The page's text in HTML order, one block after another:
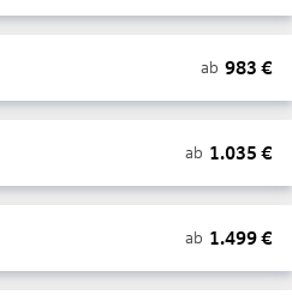
ab 983 €
ab 1.035 €
ab 1.499€